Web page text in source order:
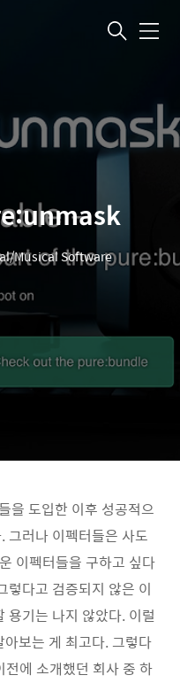
메
Musical Software
을 도입한 이후 성공적으
그러나 이펙터들은 사도
이펙터들을 구하고 싶다
렇다고 검증되지 않은 이
용기는 나지 않았다. 이럴
보는 게 최고다. 그렇다
에 소개했던 회사 중 하